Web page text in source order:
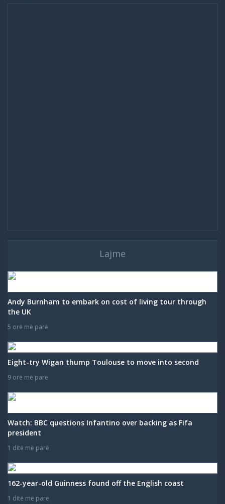
Lajme
Andy Burnham to embark on cost of living tour through
the UK
5 orë më parë
Eight-try Wigan thump Toulouse to move into second
9 orë më parë
Watch: BBC questions Infantino over backing as Fifa
president
1 ditë më parë
162-year-old Guinness found off the English coast
1 ditë më parë